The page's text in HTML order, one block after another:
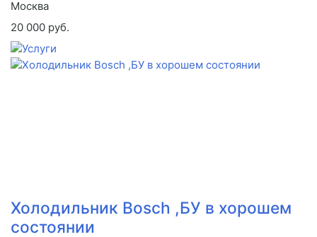
Москва
20 000 руб.
Холодильник Bosch ,БУ в хорошем
состоянии